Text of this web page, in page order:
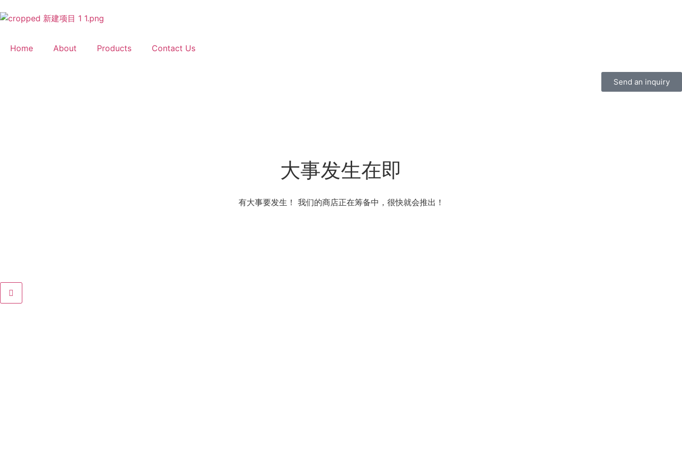
Home About Products Contact Us
Send an inquiry
大事发生在即
有大事要发生！ 我们的商店正在筹备中，很快就会推出！